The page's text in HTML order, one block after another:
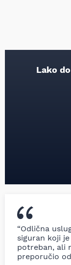
Lako
“Odlična
siguran koji
potreban, ali
preporučio